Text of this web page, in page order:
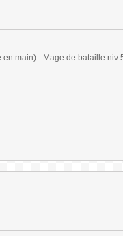
main) - Mage de bataille niv